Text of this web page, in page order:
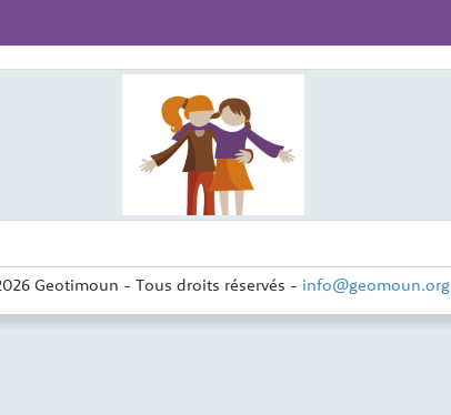
Geotimoun - Tous droits réservés - info@geomoun.org